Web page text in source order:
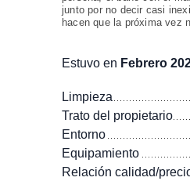
junto por no decir casi
hacen que la próxima vez
Estuvo en Febrero
Limpieza
Trato del propietario
Entorno
Equipamiento
Relación calidad/